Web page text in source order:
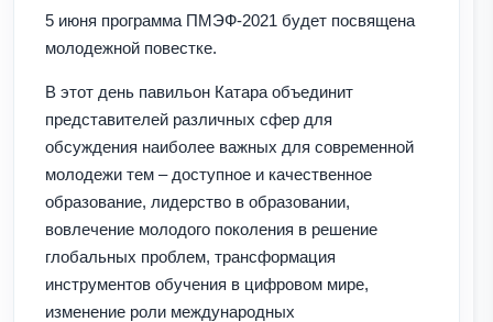
5 июня программа ПМЭФ-2021 будет посвящена
молодежной повестке.
В этот день павильон Катара объединит
представителей различных сфер для
обсуждения наиболее важных для современной
молодежи тем – доступное и качественное
образование, лидерство в образовании,
вовлечение молодого поколения в решение
глобальных проблем, трансформация
инструментов обучения в цифровом мире,
изменение роли международных